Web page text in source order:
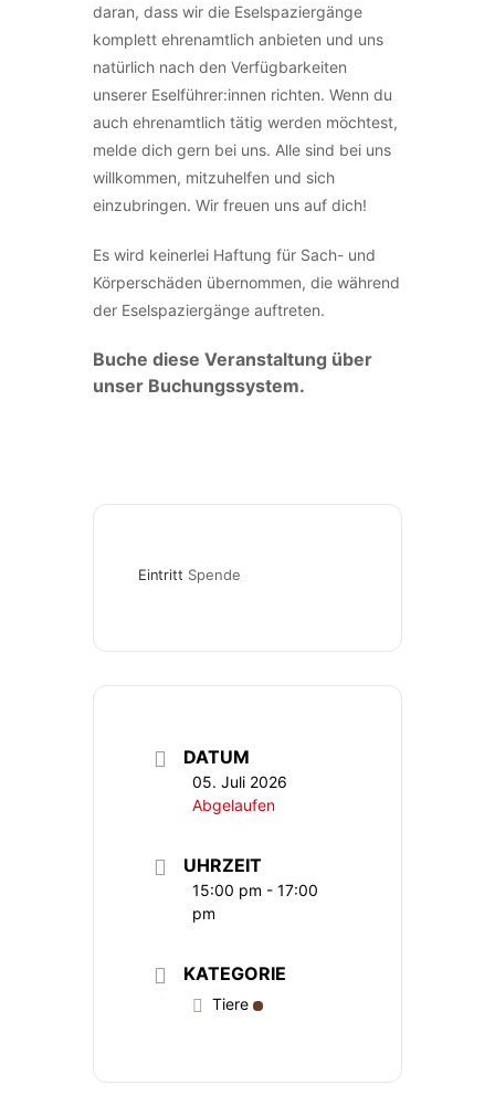
daran, dass wir die Eselspaziergänge
komplett ehrenamtlich anbieten und uns
natürlich nach den Verfügbarkeiten
unserer Eselführer:innen richten. Wenn du
auch ehrenamtlich tätig werden möchtest,
melde dich gern bei uns. Alle sind bei uns
willkommen, mitzuhelfen und sich
einzubringen. Wir freuen uns auf dich!
Es wird keinerlei Haftung für Sach- und
Körperschäden übernommen, die während
der Eselspaziergänge auftreten.
Buche diese Veranstaltung über
unser Buchungssystem.
Eintritt Spende
DATUM
05. Juli 2026
Abgelaufen
UHRZEIT
15:00 pm - 17:00
pm
KATEGORIE
Tiere